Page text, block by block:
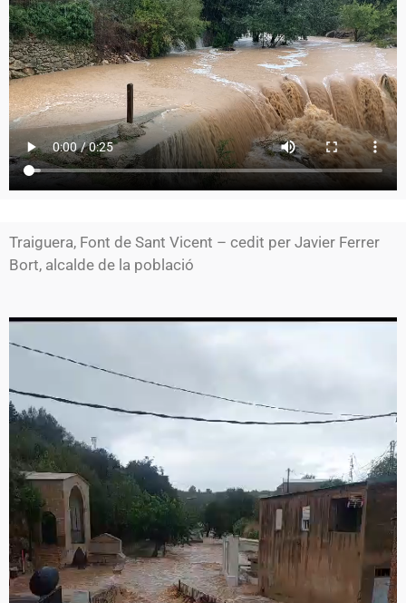
Traiguera, Font de Sant Vicent – cedit per Javier Ferrer
Bort, alcalde de la població